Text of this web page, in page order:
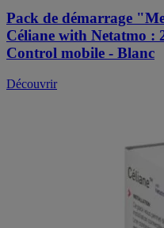
Pack de démarrage
Céliane with Netatmo :
Control mobile - Blanc
Découvrir